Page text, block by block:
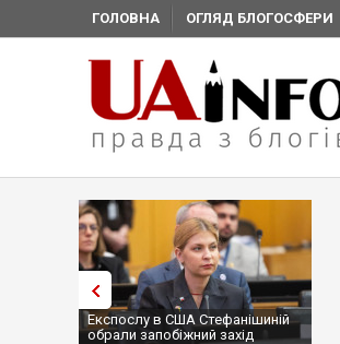
ГОЛОВНА ОГЛЯД БЛОГОСФЕРИ
Експослу в США Стефанішиній
обрали запобіжний захід